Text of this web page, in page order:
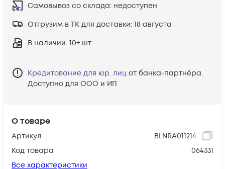
О товаре
Артикул
BLNRA011214
Код товара
064331
Все характеристики
Самовывоз со склада: недоступен
Отгрузим в ТК для доставки: 18 августа
В наличии: 10+ шт
Кредитование для юр. лиц от банка-партнёра.
Доступно для ООО и ИП